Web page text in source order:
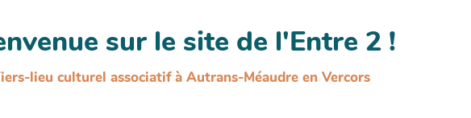
sur le site de l'Entre 2 !
lieu culturel associatif à Autrans-Méaudre en Vercors